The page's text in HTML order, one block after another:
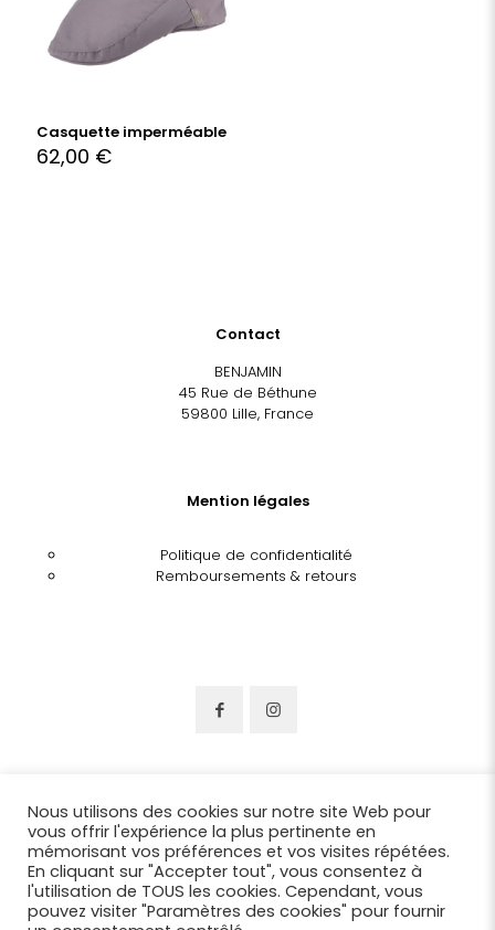
Casquette imperméable
62,00 €
Contact
BENJAMIN
45 Rue de Béthune
59800 Lille, France
Mention légales
Politique de confidentialité
Remboursements & retours
Nous utilisons des cookies sur notre site Web pour
vous offrir l'expérience la plus pertinente en
mémorisant vos préférences et vos visites répétées.
En cliquant sur "Accepter tout", vous consentez à
l'utilisation de TOUS les cookies. Cependant, vous
pouvez visiter "Paramètres des cookies" pour fournir